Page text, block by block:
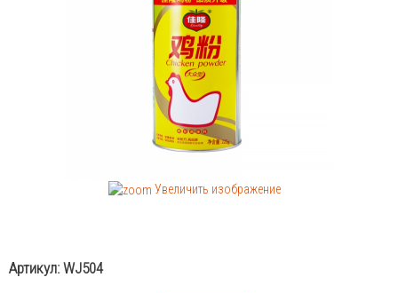
Увеличить изображение
Артикул: WJ504